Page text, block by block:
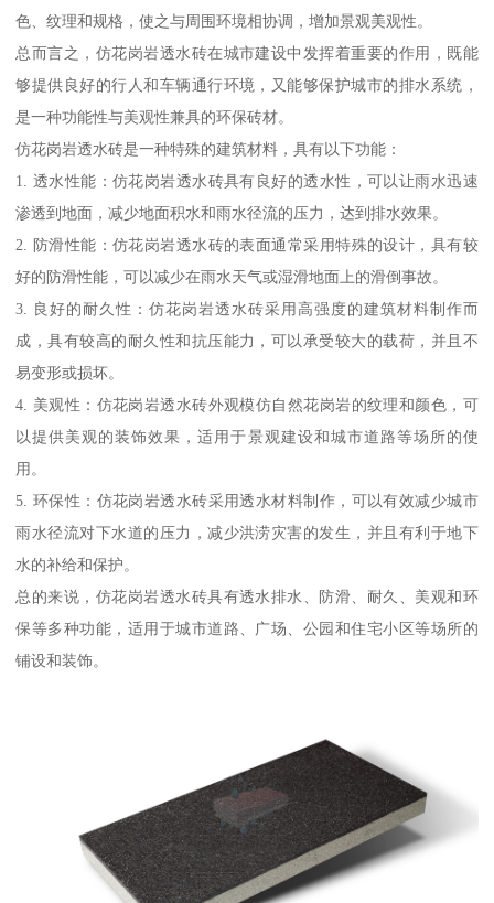
色、纹理和规格，使之与周围环境相协调，增加景观美观性。
总而言之，仿花岗岩透水砖在城市建设中发挥着重要的作用，既能
够提供良好的行人和车辆通行环境，又能够保护城市的排水系统，
是一种功能性与美观性兼具的环保砖材。
仿花岗岩透水砖是一种特殊的建筑材料，具有以下功能：
1. 透水性能：仿花岗岩透水砖具有良好的透水性，可以让雨水迅速
渗透到地面，减少地面积水和雨水径流的压力，达到排水效果。
2. 防滑性能：仿花岗岩透水砖的表面通常采用特殊的设计，具有较
好的防滑性能，可以减少在雨水天气或湿滑地面上的滑倒事故。
3. 良好的耐久性：仿花岗岩透水砖采用高强度的建筑材料制作而
成，具有较高的耐久性和抗压能力，可以承受较大的载荷，并且不
易变形或损坏。
4. 美观性：仿花岗岩透水砖外观模仿自然花岗岩的纹理和颜色，可
以提供美观的装饰效果，适用于景观建设和城市道路等场所的使
用。
5. 环保性：仿花岗岩透水砖采用透水材料制作，可以有效减少城市
雨水径流对下水道的压力，减少洪涝灾害的发生，并且有利于地下
水的补给和保护。
总的来说，仿花岗岩透水砖具有透水排水、防滑、耐久、美观和环
保等多种功能，适用于城市道路、广场、公园和住宅小区等场所的
铺设和装饰。